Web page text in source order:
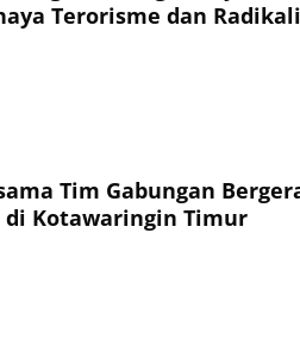
Terorisme dan
Tim Gabungan
Kotawaringin Timur